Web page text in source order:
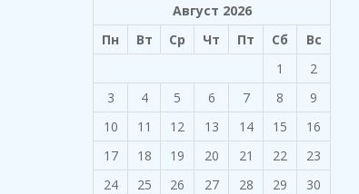
Август 2026
Пн
Вт Ср Чт Пт Сб
Вс
1
2
3
4 5 6 7 8
9
10
11 12 13 14 15
16
17
18 19 20 21 22
23
24
25 26 27 28 29
30